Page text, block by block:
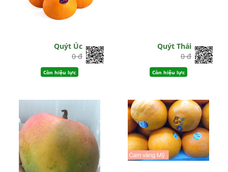
Quýt Úc
0 đ
Còn hiệu lực
Quýt Thái
0 đ
Còn hiệu lực